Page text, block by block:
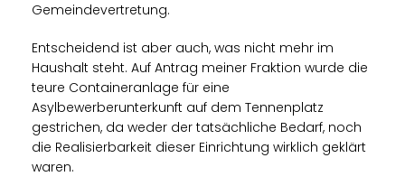
Gemeindevertretung.
Entscheidend ist aber auch, was nicht mehr im
Haushalt steht. Auf Antrag meiner Fraktion wurde die
teure Containeranlage für eine
Asylbewerberunterkunft auf dem Tennenplatz
gestrichen, da weder der tatsächliche Bedarf, noch
die Realisierbarkeit dieser Einrichtung wirklich geklärt
waren.